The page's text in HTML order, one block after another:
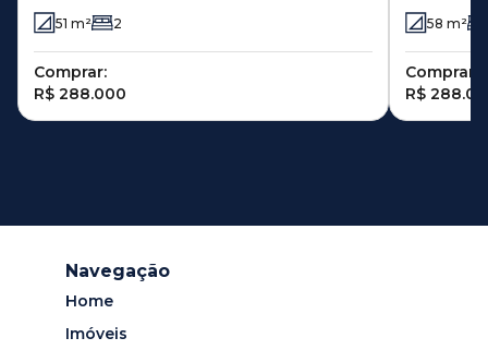
51 m² 2
Comprar:
R$ 288.000
58 m²
Comprar:
R$
Navegação
Home
Imóveis